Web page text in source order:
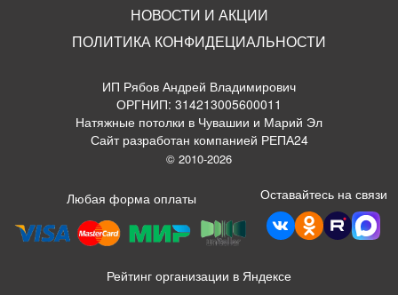
НОВОСТИ И АКЦИИ
ПОЛИТИКА КОНФИДЕЦИАЛЬНОСТИ
ИП Рябов Андрей Владимирович
ОРГНИП: 314213005600011
Натяжные потолки в Чувашии и Марий Эл
Сайт разработан компанией РЕПА24
© 2010-2026
Любая форма оплаты Оставайтесь на связи
Рейтинг организации в Яндексе